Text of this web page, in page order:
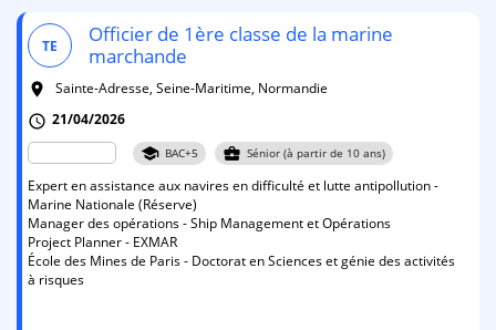
TE
Officier de 1ère classe de la marine
marchande
room
Sainte-Adresse, Seine-Maritime, Normandie
schedule 21/04/2026
school BAC+5 business_center Sénior (à partir de 10 ans)
Expert en assistance aux navires en difficulté et lutte antipollution -
Marine Nationale (Réserve)
Manager des opérations - Ship Management et Opérations
Project Planner - EXMAR
École des Mines de Paris - Doctorat en Sciences et génie des activités
à risques